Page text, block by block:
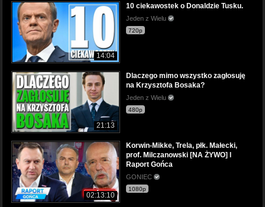
14:04
10 ciekawostek o Donaldzie Tusku.
Jeden z Wielu
720p
21:13
Dlaczego mimo wszystko zagłosuję
na Krzysztofa Bosaka?
Jeden z Wielu
480p
02:13:10
Korwin-Mikke, Trela, płk. Małecki,
prof. Milczanowski [NA ŻYWO] l
Raport Gońca
GONIEC
1080p